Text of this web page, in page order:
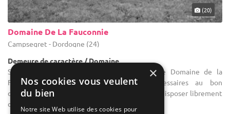
(20)
Domaine De La Fauconnie
Campsegret - Dordogne (24)
Demeure de caractère / Domaine
Salle des fêtes : Demeure du 19e siècle, le Domaine de la
Fauconnie regroupe tous les atouts nécessaires au bon
déroulement de votre réception. Vous pourrez disposer librement
des 42 ...
×
Nos cookies vous veulent
du bien
Notre site Web utilise des cookies pour